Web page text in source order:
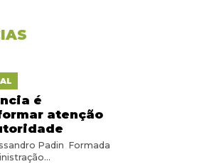
é
atenção
Padin Formada